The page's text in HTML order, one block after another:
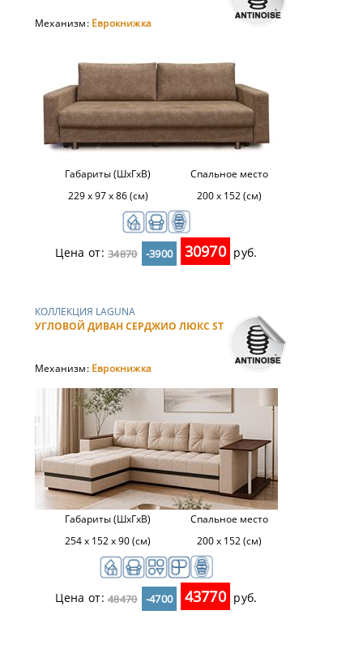
Механизм: Еврокнижка
Габариты (ШхГхВ)
229 х 97 х 86 (см)
Спальное место
200 х 152 (см)
Цена от:34870 -3900 30970 руб.
КОЛЛЕКЦИЯ LAGUNA
УГЛОВОЙ ДИВАН СЕРДЖИО ЛЮКС ST
Механизм: Еврокнижка
Габариты (ШхГхВ)
254 х 152 х 90 (см)
Спальное место
200 х 152 (см)
Цена от:48470 -4700 43770 руб.